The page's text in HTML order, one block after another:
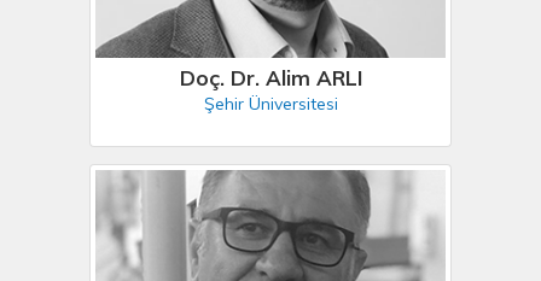
Doç. Dr. Alim ARLI
Şehir Üniversitesi